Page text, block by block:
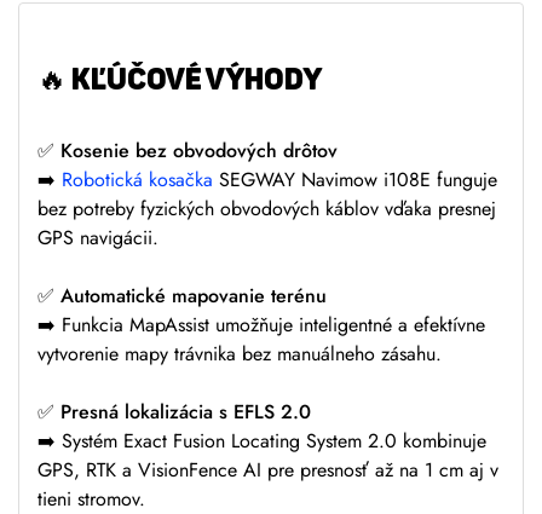
🔥 KĽÚČOVÉ VÝHODY
✅ Kosenie bez obvodových drôtov
➡️ Robotická kosačka SEGWAY Navimow i108E funguje
bez potreby fyzických obvodových káblov vďaka presnej
GPS navigácii.
✅ Automatické mapovanie terénu
➡️ Funkcia MapAssist umožňuje inteligentné a efektívne
vytvorenie mapy trávnika bez manuálneho zásahu.
✅ Presná lokalizácia s EFLS 2.0
➡️ Systém Exact Fusion Locating System 2.0 kombinuje
GPS, RTK a VisionFence AI pre presnosť až na 1 cm aj v
tieni stromov.